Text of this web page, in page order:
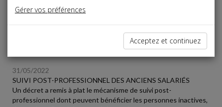
Liste des dernières dépêches
31/05/2022
SUIVI POST-PROFESSIONNEL DES ANCIENS SALARIÉS
Un décret a remis à plat le mécanisme de suivi post-
professionnel dont peuvent bénéficier les personnes inactives,
Gérer vos préférences
Acceptez et continuez